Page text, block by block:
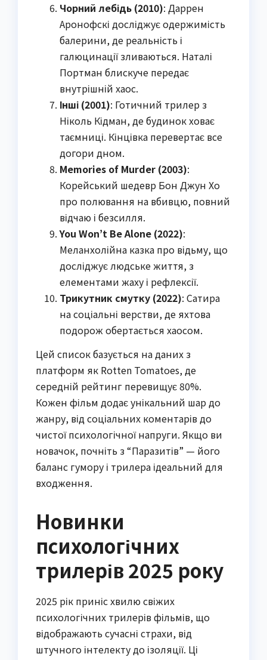
Чорний лебідь (2010): Даррен
Аронофскі досліджує одержимість
балерини, де реальність і
галюцинації зливаються. Наталі
Портман блискуче передає
внутрішній хаос.
Інші (2001): Готичний трилер з
Ніколь Кідман, де будинок ховає
таємниці. Кінцівка перевертає все
догори дном.
Memories of Murder (2003):
Корейський шедевр Бон Джун Хо
про полювання на вбивцю, повний
відчаю і безсилля.
You Won’t Be Alone (2022):
Меланхолійна казка про відьму, що
досліджує людське життя, з
елементами жаху і рефлексії.
Трикутник смутку (2022): Сатира
на соціальні верстви, де яхтова
подорож обертається хаосом.
Цей список базується на даних з
платформ як Rotten Tomatoes, де
середній рейтинг перевищує 80%.
Кожен фільм додає унікальний шар до
жанру, від соціальних коментарів до
чистої психологічної напруги. Якщо ви
новачок, почніть з “Паразитів” — його
баланс гумору і трилера ідеальний для
входження.
Новинки
психологічних
трилерів 2025 року
2025 рік приніс хвилю свіжих
психологічних трилерів фільмів, що
відображають сучасні страхи, від
штучного інтелекту до ізоляції. Ці